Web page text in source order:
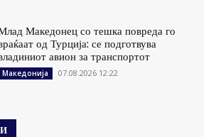
Македонец со тешка повреда го
од Турција: се подготвува
авион за транспортот
Македонија 07.08.2026 12:22